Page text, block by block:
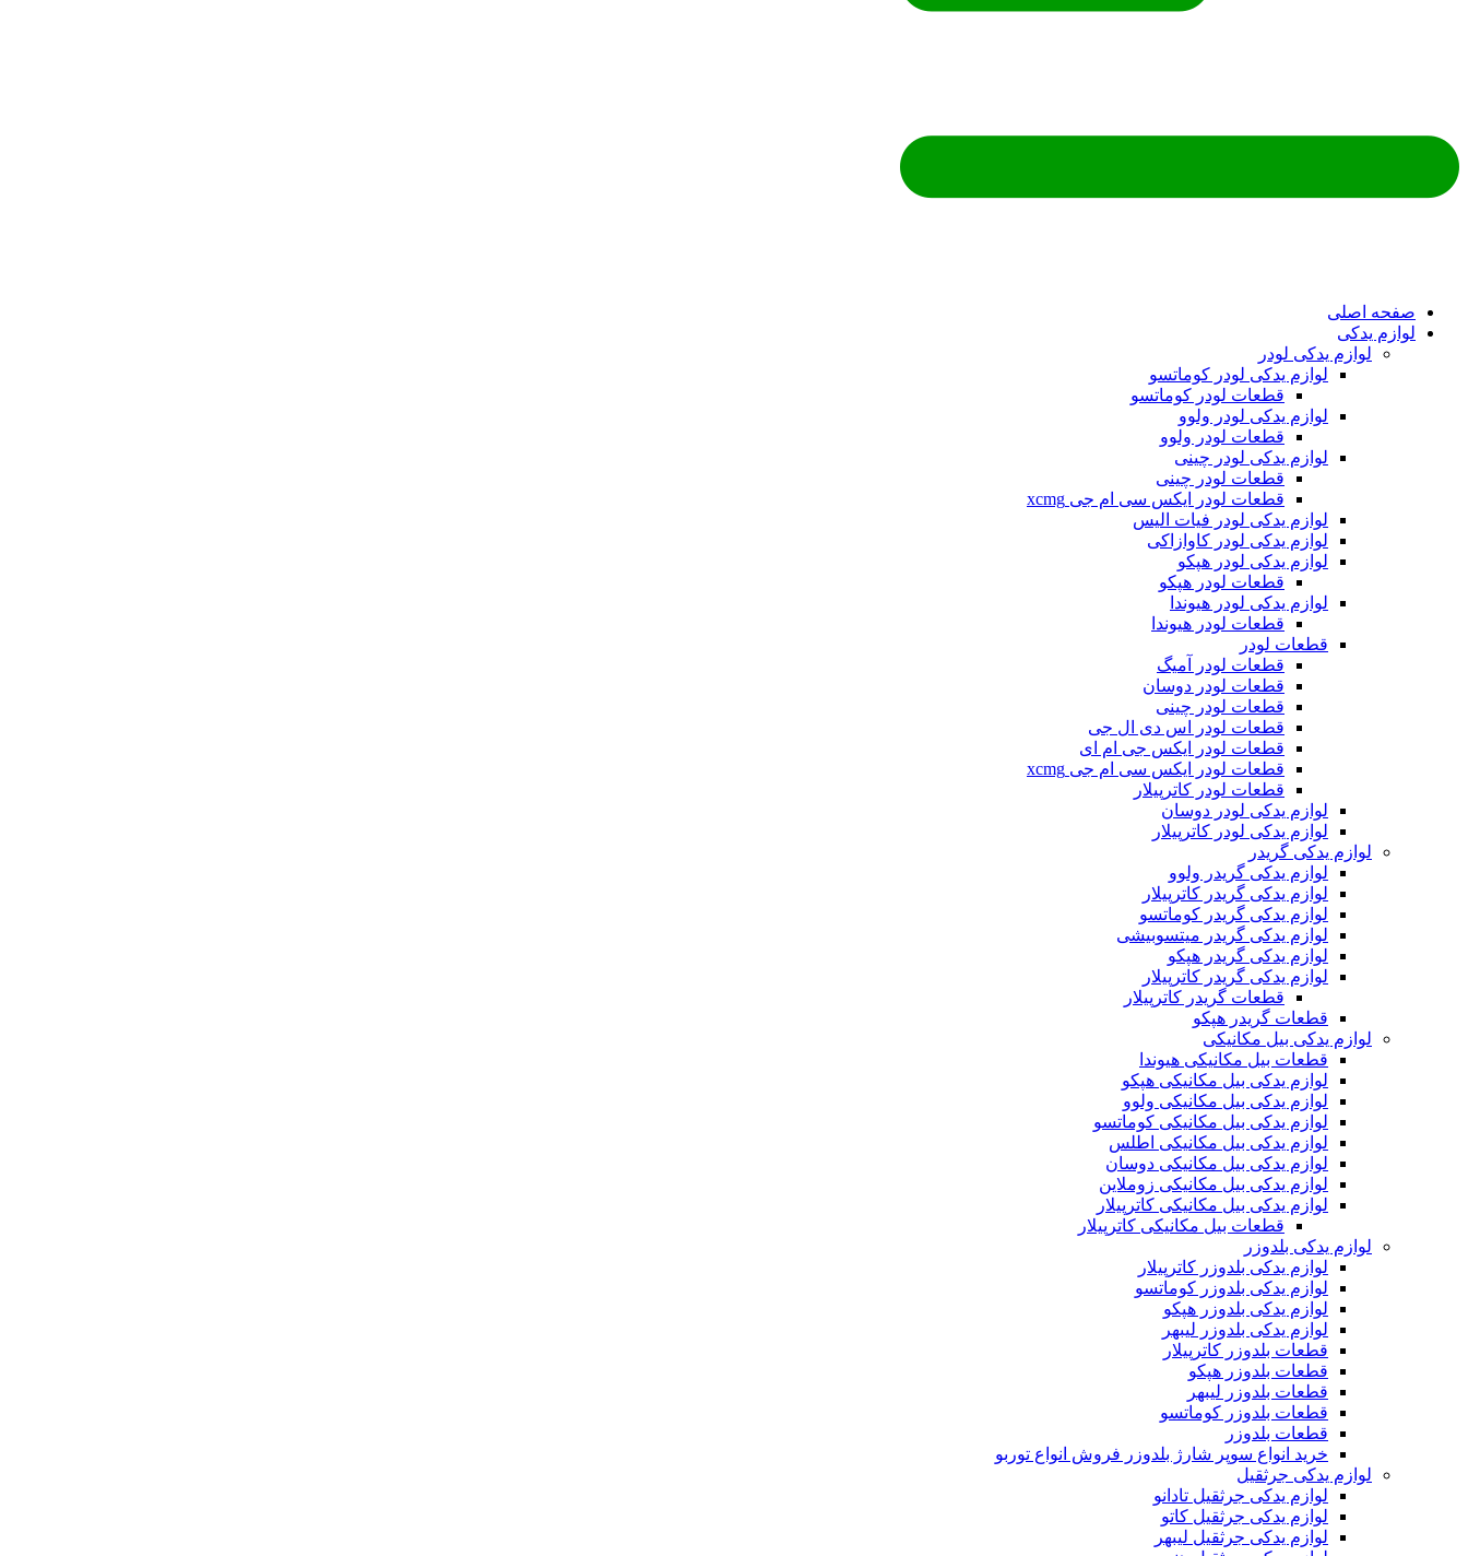
صفحه اصلی
لوازم یدکی
لوازم یدکی لودر
لوازم یدکی لودر کوماتسو
قطعات لودر کوماتسو
لوازم یدکی لودر ولوو
قطعات لودر ولوو
لوازم یدکی لودر چینی
قطعات لودر چینی
قطعات لودر ایکس سی ام جی xcmg
لوازم یدکی لودر فیات الیس
لوازم یدکی لودر کاوازاکی
لوازم یدکی لودر هپکو
قطعات لودر هپکو
لوازم یدکی لودر هیوندا
قطعات لودر هیوندا
قطعات لودر
قطعات لودر آمیگ
قطعات لودر دوسان
قطعات لودر چینی
قطعات لودر اس دی ال جی
قطعات لودر ایکس جی ام ای
قطعات لودر ایکس سی ام جی xcmg
قطعات لودر کاترپیلار
لوازم یدکی لودر دوسان
لوازم یدکی لودر کاترپیلار
لوازم یدکی گریدر
لوازم یدکی گریدر ولوو
لوازم یدکی گریدر کاترپیلار
لوازم یدکی گریدر کوماتسو
لوازم یدکی گریدر میتسوبیشی
لوازم یدکی گریدر هپکو
لوازم یدکی گریدر کاترپیلار
قطعات گریدر کاترپیلار
قطعات گریدر هپکو
لوازم یدکی بیل مکانیکی
قطعات بیل مکانیکی هیوندا
لوازم یدکی بیل مکانیکی هپکو
لوازم یدکی بیل مکانیکی ولوو
لوازم یدکی بیل مکانیکی کوماتسو
لوازم یدکی بیل مکانیکی اطلس
لوازم یدکی بیل مکانیکی دوسان
لوازم یدکی بیل مکانیکی زوملاین
لوازم یدکی بیل مکانیکی کاترپیلار
قطعات بیل مکانیکی کاترپیلار
لوازم یدکی بلدوزر
لوازم یدکی بلدوزر کاترپیلار
لوازم یدکی بلدوزر کوماتسو
لوازم یدکی بلدوزر هپکو
لوازم یدکی بلدوزر لیبهر
قطعات بلدوزر کاترپیلار
قطعات بلدوزر هپکو
قطعات بلدوزر لیبهر
قطعات بلدوزر کوماتسو
قطعات بلدوزر
خرید انواع سوپر شارژ بلدوزر فروش انواع توربو
لوازم یدکی جرثقیل
لوازم یدکی جرثقیل تادانو
لوازم یدکی جرثقیل کاتو
لوازم یدکی جرثقیل لیبهر